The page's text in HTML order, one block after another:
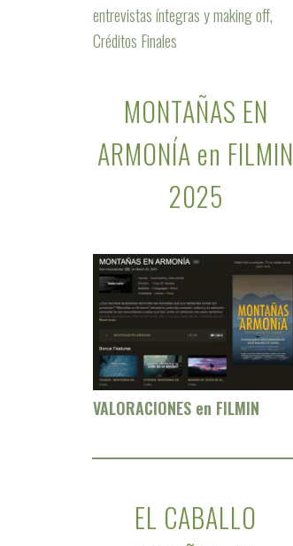
entrevistas íntegras y making off,
Créditos Finales
MONTAÑAS EN
ARMONÍA en FILMIN
2025
VALORACIONES en FILMIN
EL CABALLO